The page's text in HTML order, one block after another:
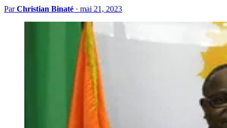
ParChristian Binaté · mai 21, 2023